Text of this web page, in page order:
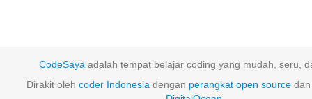
CodeSaya adalah tempat belajar coding yang mudah, seru,
Dirakit oleh coder Indonesia dengan perangkat open source